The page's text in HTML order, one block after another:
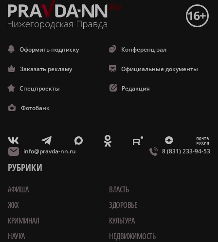
Оформить подписку Конференц-зал
Заказать рекламу Официальные документы
Спецпроекты Редакция
Фотобанк
V T X O E Z m
info@pravda-nn.ru 8 (831) 233-94-53
РУБРИКИ
АФИША
ВЛАСТЬ
ЖКХ
ЗДОРОВЬЕ
КРИМИНАЛ
КУЛЬТУРА
НАУКА
НЕДВИЖИМОСТЬ